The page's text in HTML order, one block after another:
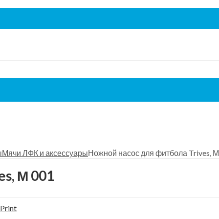
Мячи ЛФК и аксессуарыНожной насос для фитбола Trives,
М 001
Print